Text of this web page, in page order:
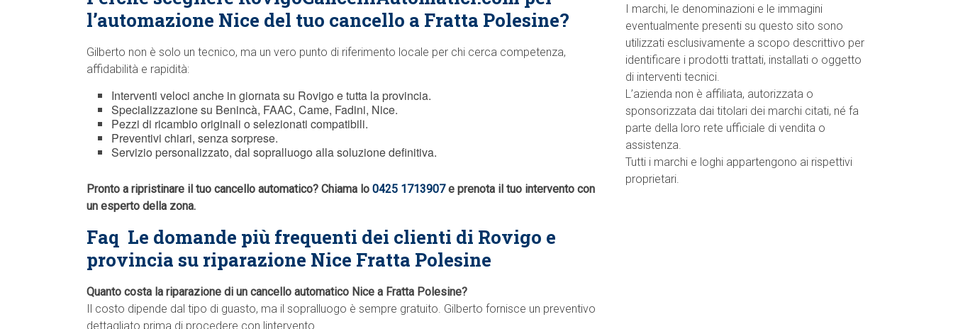
l’automazione Nice del tuo cancello a Fratta Polesine?
Gilberto non è solo un tecnico, ma un vero punto di riferimento locale per chi cerca competenza,
affidabilità e rapidità:
Interventi veloci anche in giornata su Rovigo e tutta la provincia.
Specializzazione su Benincà, FAAC, Came, Fadini, Nice.
Pezzi di ricambio originali o selezionati compatibili.
Preventivi chiari, senza sorprese.
Servizio personalizzato, dal sopralluogo alla soluzione definitiva.
Pronto a ripristinare il tuo cancello automatico? Chiama lo 0425 1713907e prenota il tuo intervento con
un esperto della zona.
Faq  Le domande più frequenti dei clienti di Rovigo e
provincia su riparazione Nice Fratta Polesine
Quanto costa la riparazione di un cancello automatico Nice a Fratta Polesine?
Il costo dipende dal tipo di guasto, ma il sopralluogo è sempre gratuito. Gilberto fornisce un preventivo
dettagliato prima di procedere con lintervento.
I marchi, le denominazioni e le immagini
eventualmente presenti su questo sito sono
utilizzati esclusivamente a scopo descrittivo per
identificare i prodotti trattati, installati o oggetto
di interventi tecnici.
L’azienda non è affiliata, autorizzata o
sponsorizzata dai titolari dei marchi citati, né fa
parte della loro rete ufficiale di vendita o
assistenza.
Tutti i marchi e loghi appartengono ai rispettivi
proprietari.